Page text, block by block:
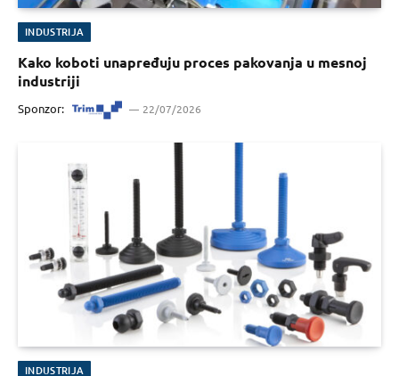
INDUSTRIJA
Kako koboti unapređuju proces pakovanja u mesnoj
industriji
Sponzor: 22/07/2026
INDUSTRIJA